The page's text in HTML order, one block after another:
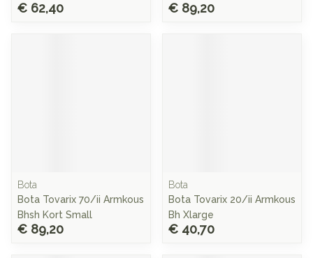
€ 62,40 € 89,20
Bota
Bota Tovarix 70/ii Armkous
Bhsh Kort Small
€ 89,20
Bota
Bota Tovarix 20/ii Armkous
Bh Xlarge
€ 40,70